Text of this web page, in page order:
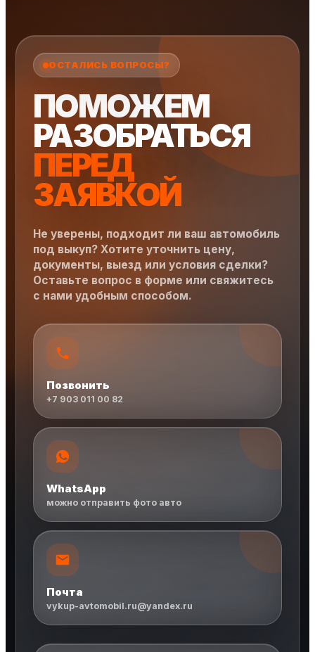
ОСТАЛИСЬ ВОПРОСЫ?
ПОМОЖЕМ
РАЗОБРАТЬСЯ
ПЕРЕД
ЗАЯВКОЙ
Не уверены, подходит ли ваш автомобиль
под выкуп? Хотите уточнить цену,
документы, выезд или условия сделки?
Оставьте вопрос в форме или свяжитесь
с нами удобным способом.
Позвонить
+7 903 011 00 82
WhatsApp
можно отправить фото авто
Почта
vykup-avtomobil.ru@yandex.ru